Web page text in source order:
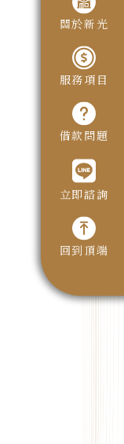
關於新光
服務項目
借款問題
立即諮詢
回到頂端